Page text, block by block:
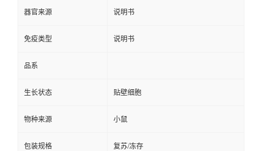
器官来源 说明书
免疫类型 说明书
品系
生长状态 贴壁细胞
物种来源 小鼠
包装规格 复苏/冻存